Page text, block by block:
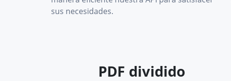
sus necesidades.
PDF dividido